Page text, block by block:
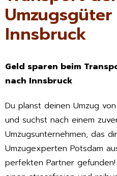
Innsbruck
Geld sparen beim
nach Innsbruck
Du planst deinen Umzug
und suchst nach einem
Umzugsunternehmen, das
Umzugexperten Potsdam
perfekten Partner